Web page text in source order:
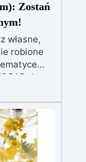
Zostań
własne,
robione
do
mydeł
najwyższej
tworzyć
mydła,
Daj się